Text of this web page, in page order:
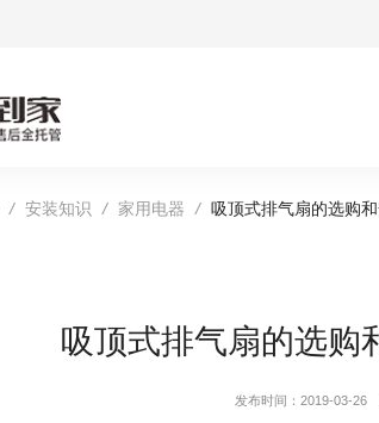
/ 安装知识 / 家用电器 / 吸顶式排气扇的选购
吸顶式排气扇的选购
发布时间：2019-03-26